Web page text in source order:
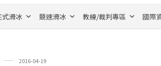
式滑冰 競速滑冰 教練/裁判專區 國際
2016-04-19